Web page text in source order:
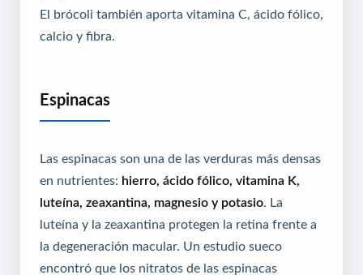
El brócoli también aporta vitamina C, ácido fólico,
calcio y fibra.
Espinacas
Las espinacas son una de las verduras más densas
en nutrientes: hierro, ácido fólico, vitamina K,
luteína, zeaxantina, magnesio y potasio . La
luteína y la zeaxantina protegen la retina frente a
la degeneración macular. Un estudio sueco
encontró que los nitratos de las espinacas